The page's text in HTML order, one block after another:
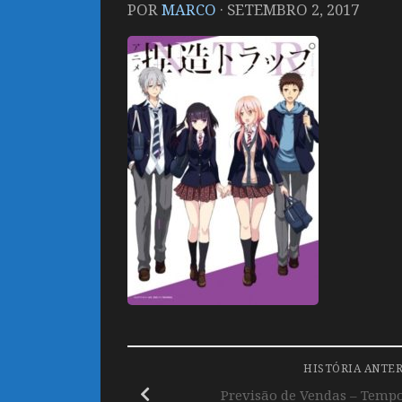
PORMARCO · SETEMBRO 2, 2017
HISTÓRIA
Previsão de Vendas –